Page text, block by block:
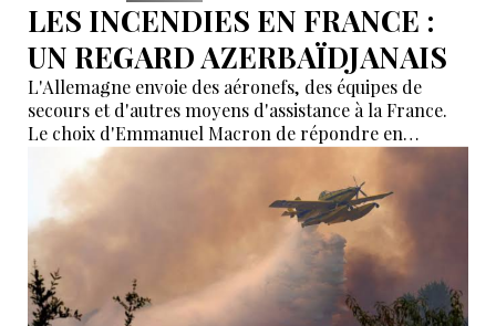
LES INCENDIES EN FRANCE :
UN REGARD AZERBAÏDJANAIS
L'Allemagne envoie des aéronefs, des équipes de
secours et d'autres moyens d'assistance à la France.
Le choix d'Emmanuel Macron de répondre en
allemand a eu une portée symbolique.